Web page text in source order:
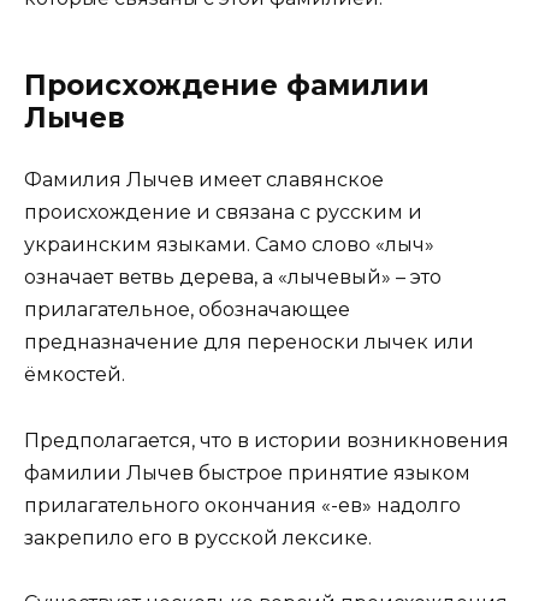
Происхождение фамилии
Лычев
Фамилия Лычев имеет славянское
происхождение и связана с русским и
украинским языками. Само слово «лыч»
означает ветвь дерева, а «лычевый» – это
прилагательное, обозначающее
предназначение для переноски лычек или
ёмкостей.
Предполагается, что в истории возникновения
фамилии Лычев быстрое принятие языком
прилагательного окончания «-ев» надолго
закрепило его в русской лексике.